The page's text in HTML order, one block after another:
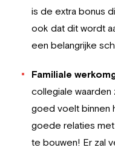
is de extra bonus
ook dat dit wordt
een belangrijke
Familiale
collegiale waarden
goed voelt binnen
goede relaties met
te bouwen! Er zal